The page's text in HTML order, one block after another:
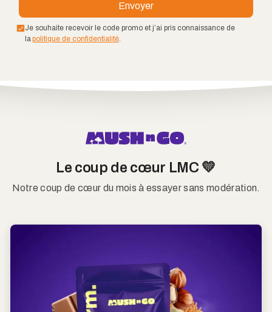
Je souhaite recevoir le code promo et j’ai pris connaissance de
lapolitique de confidentialité.
Le coup de cœur LMC 💛
Notre coup de cœur du mois à essayer sans modération.